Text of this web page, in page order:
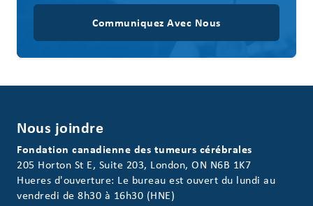
Communiquez Avec Nous
Nous joindre
Fondation canadienne des tumeurs cérébrales
205 Horton St E, Suite 203, London, ON N6B 1K7
Hueres d'ouverture: Le bureau est ouvert du lundi au
vendredi de 8h30 à 16h30 (HNE)